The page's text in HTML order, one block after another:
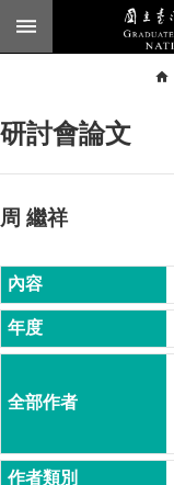
跳到主要內容區塊
臺
頁
公
告
本
簡
本
研討會論文
周 繼祥